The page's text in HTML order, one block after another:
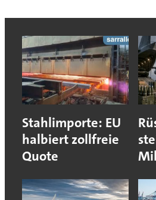
Stahlimporte: EU
halbiert zollfreie
Quote